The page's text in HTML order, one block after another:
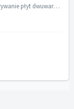
1. Sprawdź, czy nagrywarka obsługuje nagrywanie płyt dwuwarstwowych. 2. Zmniejsz prędkość nagrywania: nagrywanie z dużą prędkością może spowodować niepowo...